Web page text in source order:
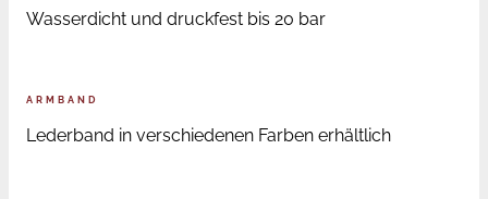
Wasserdicht und druckfest bis 20 bar
ARMBAND
Lederband in verschiedenen Farben erhältlich